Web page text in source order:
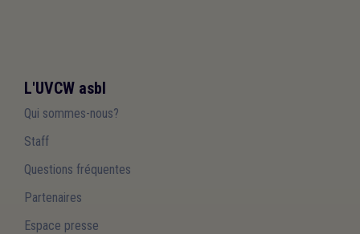
L'UVCW asbl
Qui sommes-nous?
Staff
Questions fréquentes
Partenaires
Espace presse